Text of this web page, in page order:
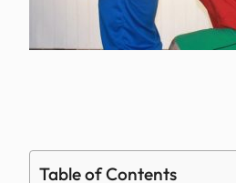
Table of Contents